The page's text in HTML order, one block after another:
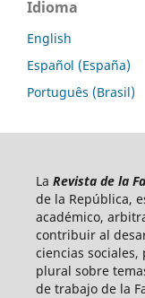
Idioma
English
Español (España)
Português (Brasil)
La Revista de la
de la República,
académico,
contribuir al
ciencias
plural sobre
de trabajo de la